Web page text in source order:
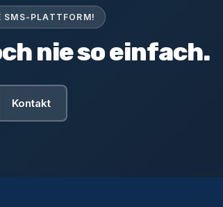
SMS-PLATTFORM!
nie so einfach.
Kontakt